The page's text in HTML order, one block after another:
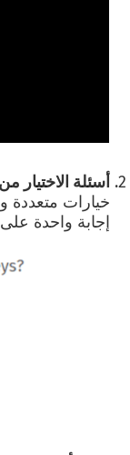
أسئلة الاختيار
خيارات متعددة
إجابة واحدة